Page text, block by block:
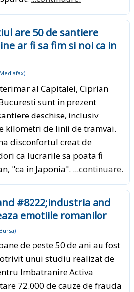
are 50 de santiere
ar fi sa fim si noi ca in
Mediafax)
al Capitalei, Ciprian
sunt in prezent
deschise, inclusiv
kilometri de linii de tramvai.
disconfortul creat de
ca lucrarile sa poata fi
"ca in Japonia". ...continuare.
#8222;industria and
emotiile romanilor
Bursa)
de peste 50 de ani au fost
unui studiu realizat de
Imbatranire Activa
72.000 de cauze de frauda